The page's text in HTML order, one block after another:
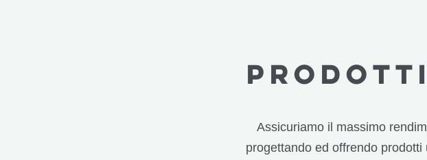
Assicuriamo il massimo
progettando ed offrendo